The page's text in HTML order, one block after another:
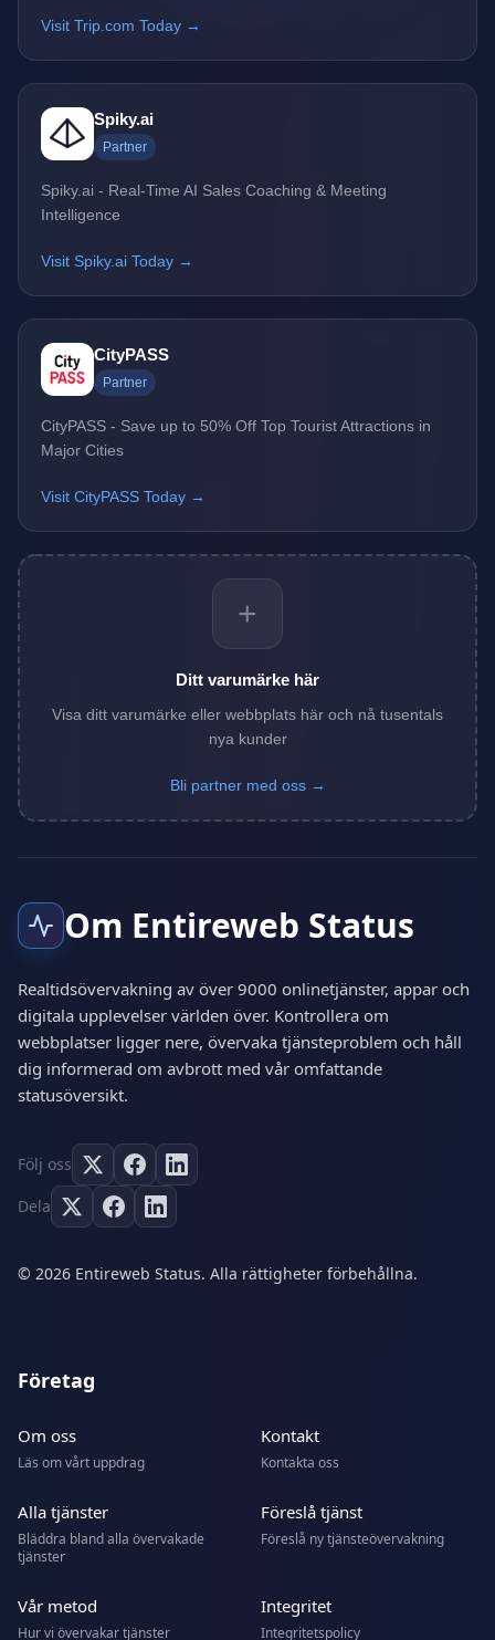
Visit Trip.com Today →
Spiky.ai
Partner
Spiky.ai - Real-Time AI Sales Coaching & Meeting
Intelligence
Visit Spiky.ai Today →
CityPASS
Partner
CityPASS - Save up to 50% Off Top Tourist Attractions in
Major Cities
Visit CityPASS Today →
+
Ditt varumärke här
Visa ditt varumärke eller webbplats här och nå tusentals
nya kunder
Bli partner med oss →
Om Entireweb Status
Realtidsövervakning av över 9000 onlinetjänster, appar och
digitala upplevelser världen över. Kontrollera om
webbplatser ligger nere, övervaka tjänsteproblem och håll
dig informerad om avbrott med vår omfattande
statusöversikt.
Följ oss
Dela
© 2026 Entireweb Status. Alla rättigheter förbehållna.
Företag
Om oss
Läs om vårt uppdrag
Kontakt
Kontakta oss
Alla tjänster
Bläddra bland alla övervakade
tjänster
Föreslå tjänst
Föreslå ny tjänsteövervakning
Vår metod
Hur vi övervakar tjänster
Integritet
Integritetspolicy